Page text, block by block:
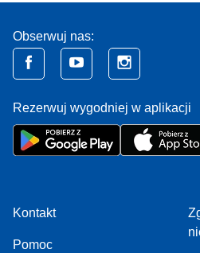
Obserwuj nas:
Rezerwuj wygodniej w aplikacji
Kontakt
Pomoc